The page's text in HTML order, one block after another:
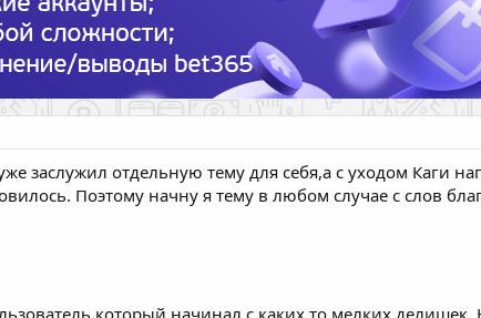
заслужил отдельную тему для себя,а с уходом Каги
Поэтому начну я тему в любом случае с слов